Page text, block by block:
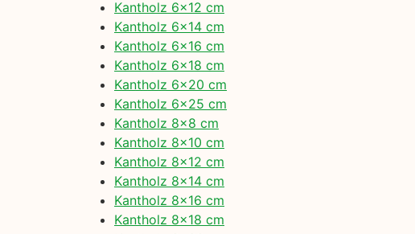
Kantholz 6×12 cm
Kantholz 6×14 cm
Kantholz 6×16 cm
Kantholz 6×18 cm
Kantholz 6×20 cm
Kantholz 6×25 cm
Kantholz 8×8 cm
Kantholz 8×10 cm
Kantholz 8×12 cm
Kantholz 8×14 cm
Kantholz 8×16 cm
Kantholz 8×18 cm